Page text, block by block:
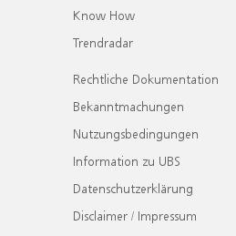
Know How
Trendradar
Rechtliche Dokumentation
Bekanntmachungen
Nutzungsbedingungen
Information zu UBS
Datenschutzerklärung
Disclaimer / Impressum